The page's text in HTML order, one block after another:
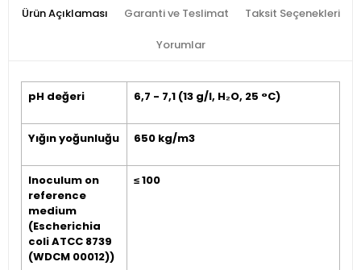
Ürün Açıklaması Garanti ve Teslimat Taksit Seçenekleri
Yorumlar
pH değeri 6,7 - 7,1 (13 g/l, H₂O, 25 °C)
Yığın yoğunluğu 650 kg/m3
Inoculum on
reference
medium
(Escherichia
coli ATCC 8739
(WDCM 00012))
≤ 100